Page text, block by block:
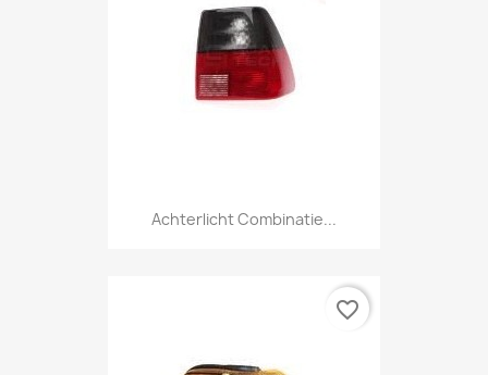
Achterlicht Combinatie...
favorite_border